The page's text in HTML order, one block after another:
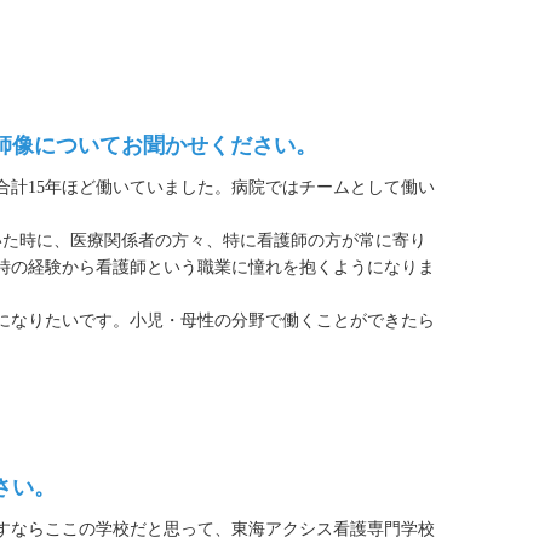
についてお聞かせください。
15年ほど働いていました。病院ではチームとして働い
時に、医療関係者の方々、特に看護師の方が常に寄り
経験から看護師という職業に憧れを抱くようになりま
りたいです。小児・母性の分野で働くことができたら
。
らここの学校だと思って、東海アクシス看護専門学校